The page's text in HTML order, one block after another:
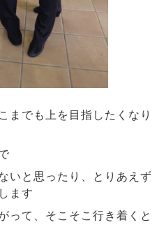
までも上を目指したくなり
いと思ったり、とりあえず
ます
って、そこそこ行き着くと